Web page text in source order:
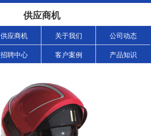
供应商机
供应商机 关于我们 公司动态
招聘中心 客户案例 产品知识